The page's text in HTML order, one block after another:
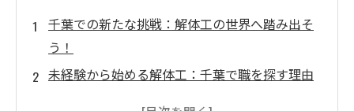
千葉での新たな挑戦：解体工の世界へ踏み出そ
う！
未経験から始める解体工：千葉で職を探す理由
高収入を狙え！千葉の解体業界の魅力とは